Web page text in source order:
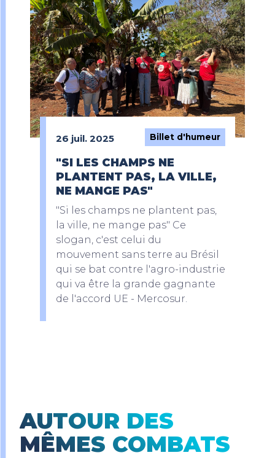
26 juil. 2025 Billet d'humeur
"SI LES CHAMPS NE
PLANTENT PAS, LA VILLE,
NE MANGE PAS"
"Si les champs ne plantent pas,
la ville, ne mange pas" Ce
slogan, c'est celui du
mouvement sans terre au Brésil
qui se bat contre l'agro-industrie
qui va être la grande gagnante
de l'accord UE - Mercosur.
AUTOUR DES
MÊMES COMBATS